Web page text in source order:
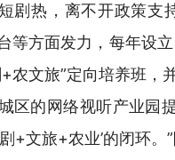
剧热，离不开政策支
等方面发力，每年设
农文旅”定向培养班
区的网络视听产业园
+文旅+农业’的闭环。”